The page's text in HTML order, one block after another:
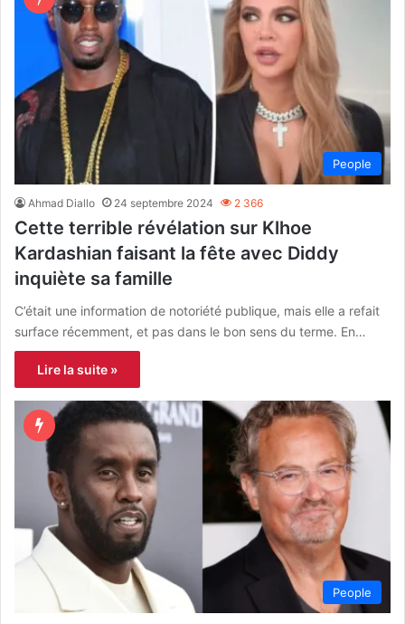
People
Ahmad Diallo 24 septembre 2024 2 366
Cette terrible révélation sur Klhoe
Kardashian faisant la fête avec Diddy
inquiète sa famille
C’était une information de notoriété publique, mais elle a refait
surface récemment, et pas dans le bon sens du terme. En…
Lire la suite »
People